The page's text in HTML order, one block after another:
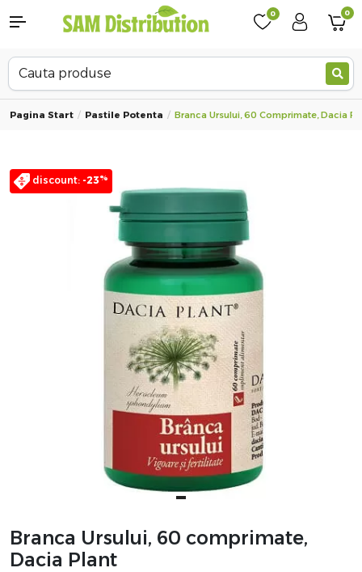
0 0
Pagina Start Pastile Potenta Branca Ursului, 60 Comprimate, Dacia
discount: -23%
Branca Ursului, 60 comprimate,
Dacia Plant